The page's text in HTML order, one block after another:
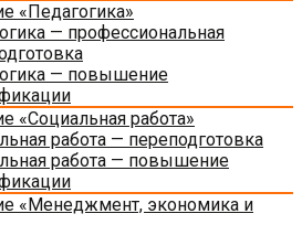
«Педагогика»
— профессиональная
— повышение
«Социальная работа»
работа — переподготовка
работа — повышение
«Менеджмент, экономика и